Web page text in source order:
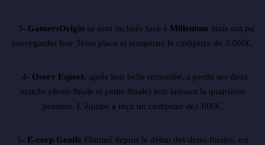
3- GamersOrigin se sont inclinés face à Millenium mais ont pu
sauvegarder leur 3ème place et remporter le cashprize de 3.000€.
4- Oserv Esport, après leur belle remontée, a perdu ses deux
matchs (demi-finale et petite-finale) leur laissant la quatrième
position. L’équipe a reçu un cashprize de1.000€.
5- E-corp Gentle Eliminé depuis le début des demi-finales, est